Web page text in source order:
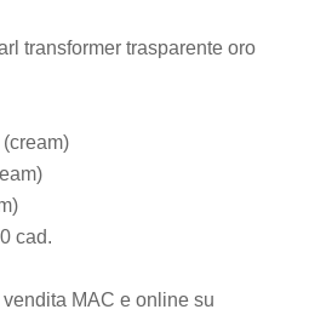
transformer trasparente oro
cad.
MAC e online su